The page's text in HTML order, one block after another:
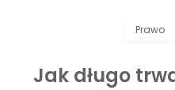
Prawo
Jak długo